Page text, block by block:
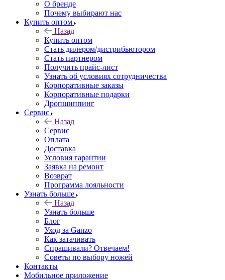
О бренде
Почему выбирают нас
Купить оптом
Назад
Купить оптом
Стать дилером/дистрибьютором
Стать партнером
Получить прайс-лист
Узнать об условиях сотрудничества
Корпоративные заказы
Корпоративные подарки
Дропшиппинг
Сервис
Назад
Сервис
Оплата
Доставка
Условия гарантии
Заявка на ремонт
Возврат
Программа лояльности
Узнать больше
Назад
Узнать больше
Блог
Уход за Ganzo
Как затачивать
Спрашивали? Отвечаем!
Советы по выбору ножей
Контакты
Мобильное приложение